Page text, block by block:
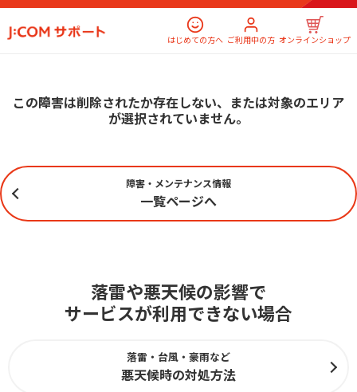
はじめての方へ ご利用中の方 オンラインショップ
この障害は削除されたか存在しない、または対象のエリア
が選択されていません。
障害・メンテナンス情報
一覧ページへ
落雷や悪天候の影響で
サービスが利用できない場合
落雷・台風・豪雨など
悪天候時の対処方法